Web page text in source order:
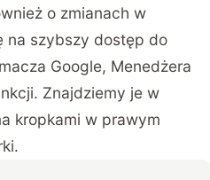
o zmianach w
na szybszy dostęp do
Google, Menedżera
Znajdziemy je w
kropkami w prawym